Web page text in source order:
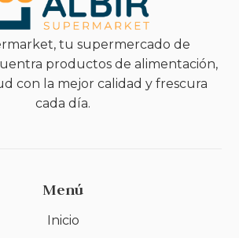
tu supermercado de
productos de alimentación,
con la mejor calidad y frescura
cada día.
Menú
Inicio